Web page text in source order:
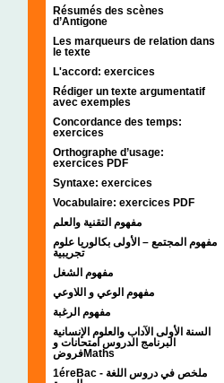
Résumés des scènes
d’Antigone
Les marqueurs de relation dans
le texte
L'accord: exercices
Rédiger un texte argumentatif
avec exemples
Concordance des temps:
exercices
Orthographe d’usage:
exercices PDF
Syntaxe: exercices
Vocabulaire: exercices PDF
مفهوم التقنية والعلم
مفهوم المجتمع – الأولى بكالوريا علوم
تجريبية
مفهوم الشغل
مفهوم الوعي و اللاوعي
مفهوم الرغبة
السنة الأولى الآداب والعلوم الإنسانية
البرنامج الدروس امتحانات و
فروضMaths
1éreBac - ملخص في دروس اللغة